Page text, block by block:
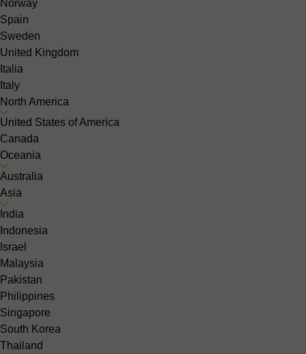
Norway
Spain
Sweden
United Kingdom
Italia
Italy
North America
United States of America
Canada
Oceania
Australia
Asia
India
Indonesia
Israel
Malaysia
Pakistan
Philippines
Singapore
South Korea
Thailand